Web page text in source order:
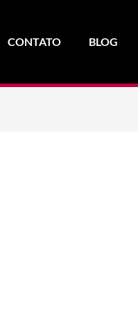
CONTATO BLOG